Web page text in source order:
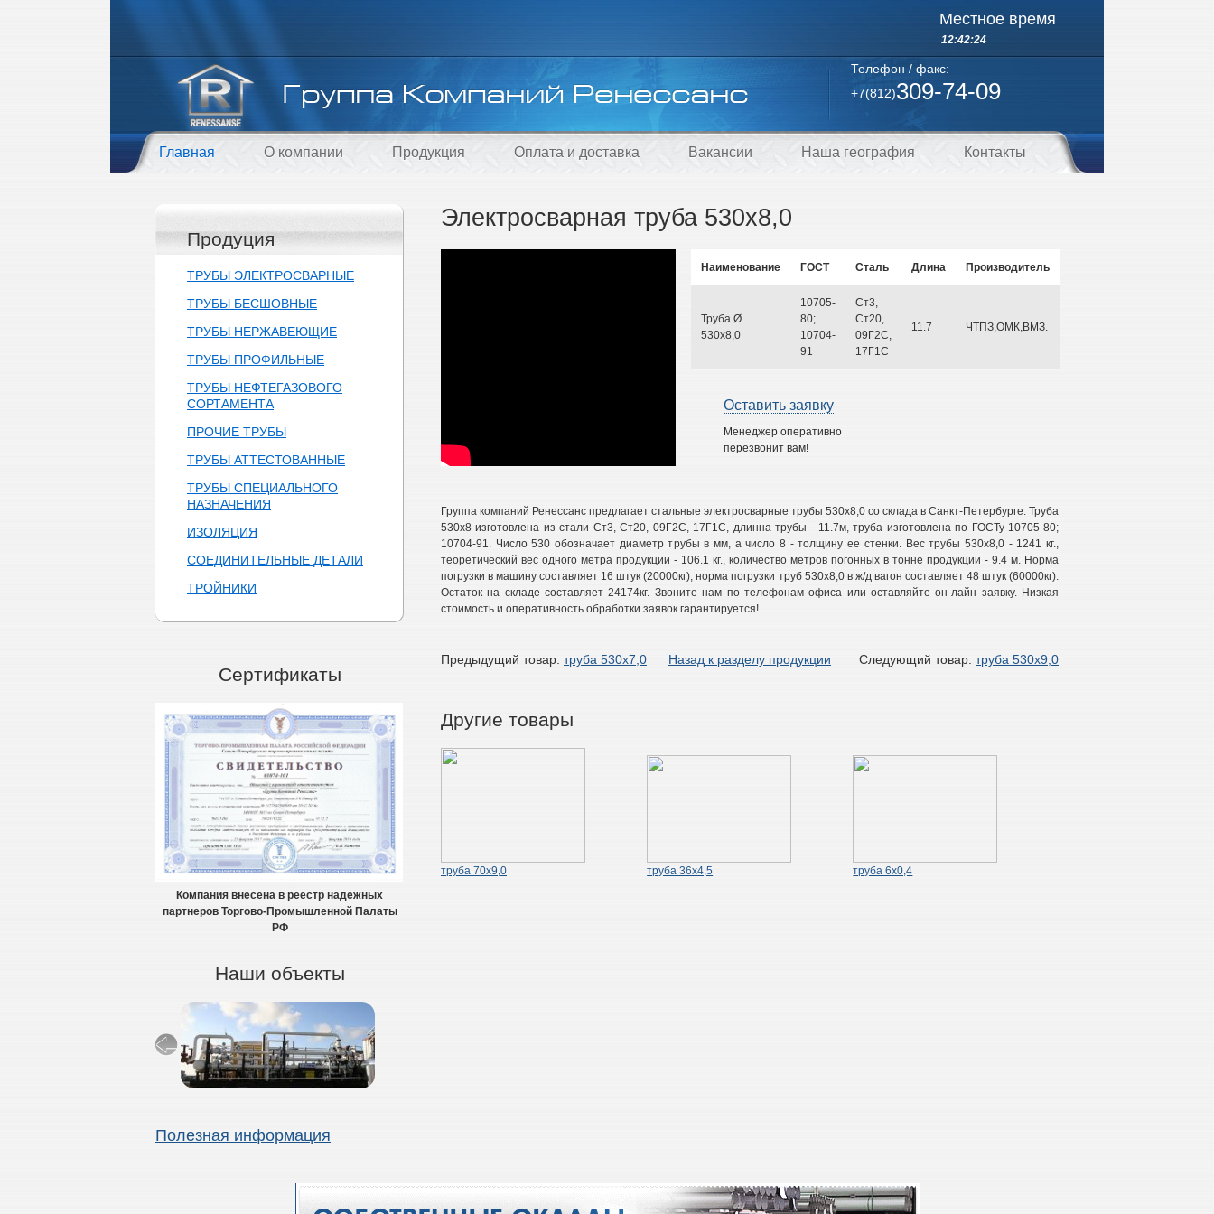
Местное время
12:42:24
Телефон / факс:
+7(812)309-74-09
Главная О компании Продукция Оплата и доставка Вакансии Наша география Контакты
Продуция
ТРУБЫ ЭЛЕКТРОСВАРНЫЕ
ТРУБЫ БЕСШОВНЫЕ
ТРУБЫ НЕРЖАВЕЮЩИЕ
ТРУБЫ ПРОФИЛЬНЫЕ
ТРУБЫ НЕФТЕГАЗОВОГО
СОРТАМЕНТА
ПРОЧИЕ ТРУБЫ
ТРУБЫ АТТЕСТОВАННЫЕ
ТРУБЫ СПЕЦИАЛЬНОГО
НАЗНАЧЕНИЯ
ИЗОЛЯЦИЯ
СОЕДИНИТЕЛЬНЫЕ ДЕТАЛИ
ТРОЙНИКИ
Сертификаты
Компания внесена в реестр надежных
партнеров Торгово-Промышленной Палаты
РФ
Наши объекты
Полезная информация
Электросварная труба 530х8,0
Наименование ГОСТ Сталь Длина Производитель
Труба Ø
530х8,0
10705-
80;
10704-
91
Ст3,
Ст20,
09Г2С,
17Г1С
11.7 ЧТПЗ,ОМК,ВМЗ.
Оставить заявку
Менеджер оперативно
перезвонит вам!
Группа компаний Ренессанс предлагает стальные электросварные трубы 530х8,0 со склада в Санкт-Петербурге. Труба
530х8 изготовлена из стали Ст3, Ст20, 09Г2С, 17Г1С, длинна трубы - 11.7м, труба изготовлена по ГОСТу 10705-80;
10704-91. Число 530 обозначает диаметр трубы в мм, а число 8 - толщину ее стенки. Вес трубы 530х8,0 - 1241 кг.,
теоретический вес одного метра продукции - 106.1 кг., количество метров погонных в тонне продукции - 9.4 м. Норма
погрузки в машину составляет 16 штук (20000кг), норма погрузки труб 530х8,0 в ж/д вагон составляет 48 штук (60000кг).
Остаток на складе составляет 24174кг. Звоните нам по телефонам офиса или оставляйте он-лайн заявку. Низкая
стоимость и оперативность обработки заявок гарантируется!
Предыдущий товар: труба 530х7,0 Назад к разделу продукции Следующий товар: труба 530х9,0
Другие товары
труба 70х9,0 труба 36х4,5 труба 6х0,4